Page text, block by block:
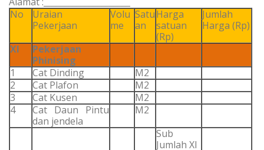
No
Uraian
Pekerjaan
Volu
me
Satu
an
Harga
satuan
(Rp)
Jumlah
Harga (Rp)
XI
Pekerjaan
Phinising
1
Cat Dinding
M2
2
Cat Plafon
M2
3
Cat Kusen
M2
4
Cat Daun Pintu
dan jendela
M2
Sub
Jumlah XI